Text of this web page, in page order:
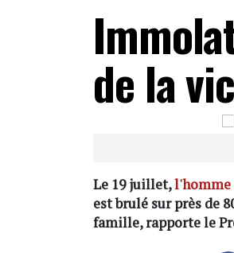
de la
Le 19 juillet,l'homme
est brulé sur près de
famille, rapporte le